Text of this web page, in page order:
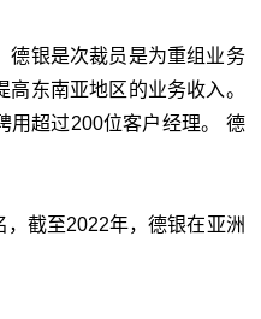
德银是次裁员是为重组业务
东南亚地区的业务收入。
用超过200位客户经理。 德
截至2022年，德银在亚洲